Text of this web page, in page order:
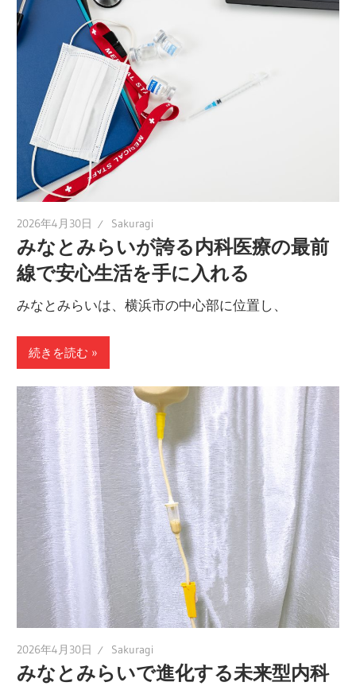
2026年4月30日 Sakuragi
みなとみらいが誇る内科医療の最前
線で安心生活を手に入れる
みなとみらいは、横浜市の中心部に位置し、
続きを読む
2026年4月30日 Sakuragi
みなとみらいで進化する未来型内科